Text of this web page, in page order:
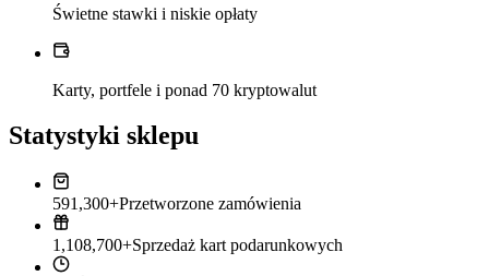
Świetne stawki i niskie opłaty
Karty, portfele i ponad 70 kryptowalut
Statystyki sklepu
591,300+Przetworzone zamówienia
1,108,700+Sprzedaż kart podarunkowych